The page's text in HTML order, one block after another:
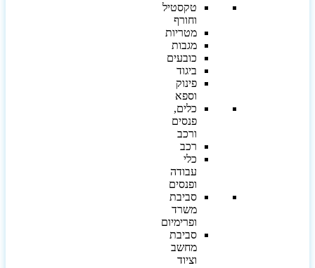
טקסטיל
וחורף
מטריות
מגבות
כובעים
ביגוד
פינוק
וספא
כלים,
פנסים
ורכב
רכב
כלי
עבודה
ופנסים
סביבת
משרד
ופרימיום
סביבת
מחשב
וציוד